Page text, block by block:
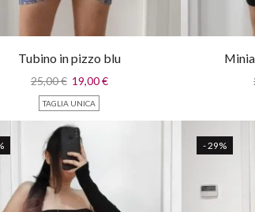
Tubino in pizzo blu
25,00€ 19,00€
TAGLIA UNICA
- 29%